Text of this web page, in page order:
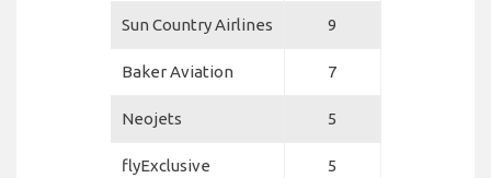
Sun Country Airlines 9
Baker Aviation 7
Neojets 5
flyExclusive 5